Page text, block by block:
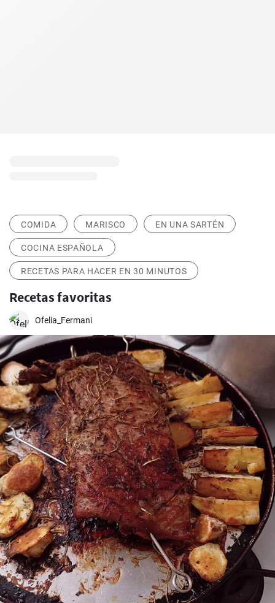
COMIDA MARISCO EN UNA SARTÉN
COCINA ESPAÑOLA
RECETAS PARA HACER EN 30 MINUTOS
Recetas favoritas
Ofelia_Fermani